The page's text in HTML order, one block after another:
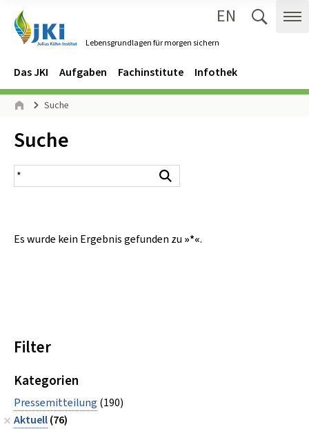
Lebensgrundlagen für morgen sichern
EN
Navigation
Hauptmenü
Das JKI Aufgaben Fachinstitute Infothek
Seitenpfad
Suche
Inhalt:
Suche
Suchergebnis
Es wurde kein Ergebnis gefunden zu »*«.
Filter
Kategorien
Pressemitteilung (190)
Aktuell(76)